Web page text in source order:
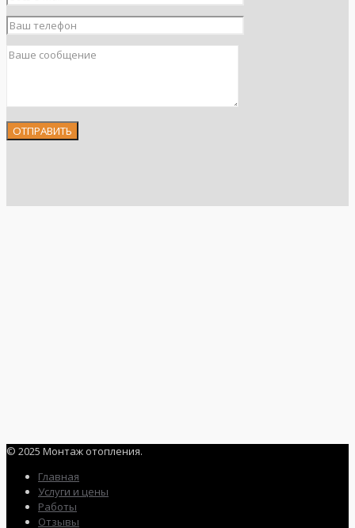
© 2025 Монтаж отопления.
Главная
Услуги и цены
Работы
Отзывы